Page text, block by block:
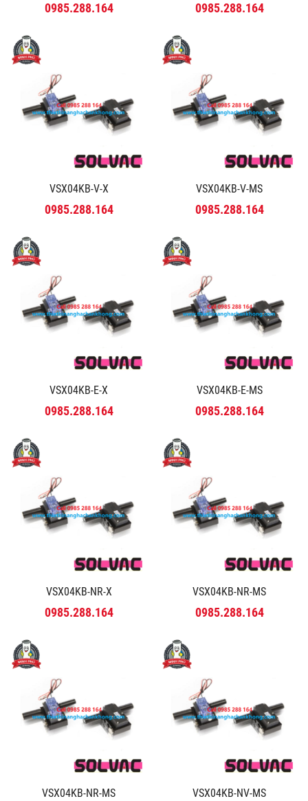
0985.288.164 0985.288.164
VSX04KB-V-X
0985.288.164
VSX04KB-V-MS
0985.288.164
VSX04KB-E-X
0985.288.164
VSX04KB-E-MS
0985.288.164
VSX04KB-NR-X
0985.288.164
VSX04KB-NR-MS
0985.288.164
VSX04KB-NR-MS VSX04KB-NV-MS